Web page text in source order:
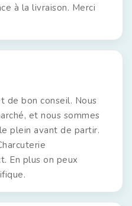
à la livraison. Merci
de bon conseil. Nous
et nous sommes
plein avant de partir.
En plus on peux